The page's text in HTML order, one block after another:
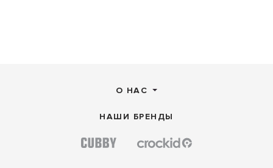
О НАС
НАШИ БРЕНДЫ